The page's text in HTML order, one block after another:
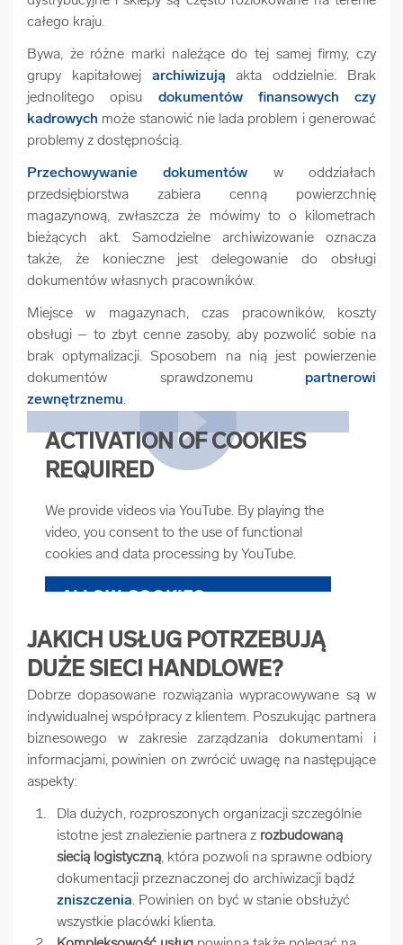
całego kraju.
Bywa, że różne marki należące do tej samej firmy, czy
grupy kapitałowej archiwizują akta oddzielnie. Brak
jednolitego opisu dokumentów finansowych czy
kadrowych może stanowić nie lada problem i generować
problemy z dostępnością.
Przechowywanie dokumentów w oddziałach
przedsiębiorstwa zabiera cenną powierzchnię
magazynową, zwłaszcza że mówimy to o kilometrach
bieżących akt. Samodzielne archiwizowanie oznacza
także, że konieczne jest delegowanie do obsługi
dokumentów własnych pracowników.
Miejsce w magazynach, czas pracowników, koszty
obsługi – to zbyt cenne zasoby, aby pozwolić sobie na
brak optymalizacji. Sposobem na nią jest powierzenie
dokumentów sprawdzonemu partnerowi
zewnętrznemu.
ACTIVATION OF COOKIES
REQUIRED
We provide videos via YouTube. By playing the
video, you consent to the use of functional
cookies and data processing by YouTube.
ALLOW COOKIES
COOKIE SETTINGS
JAKICH USŁUG POTRZEBUJĄ
DUŻE SIECI HANDLOWE?
Dobrze dopasowane rozwiązania wypracowywane są w
indywidualnej współpracy z klientem. Poszukując partnera
biznesowego w zakresie zarządzania dokumentami i
informacjami, powinien on zwrócić uwagę na następujące
aspekty:
Dla dużych, rozproszonych organizacji szczególnie
istotne jest znalezienie partnera z rozbudowaną
siecią logistyczną, która pozwoli na sprawne odbiory
dokumentacji przeznaczonej do archiwizacji bądź
zniszczenia. Powinien on być w stanie obsłużyć
wszystkie placówki klienta.